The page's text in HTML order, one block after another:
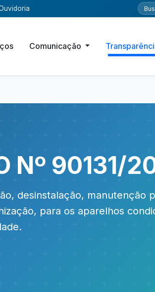
Comunicação
Nº 90131/
desinstalação, manutenção
para os aparelhos